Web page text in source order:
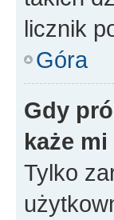
licznik
Góra
Gdy
każe
Tylko